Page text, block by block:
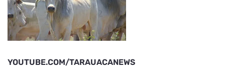
YOUTUBE.COM/TARAUACANEWS